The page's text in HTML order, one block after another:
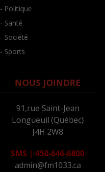
- Politique
- Santé
- Société
- Sports
NOUS JOINDRE
91,rue Saint-Jean
Longueuil (Québec)
J4H 2W8
SMS | 450-646-6800
admin@fm1033.ca